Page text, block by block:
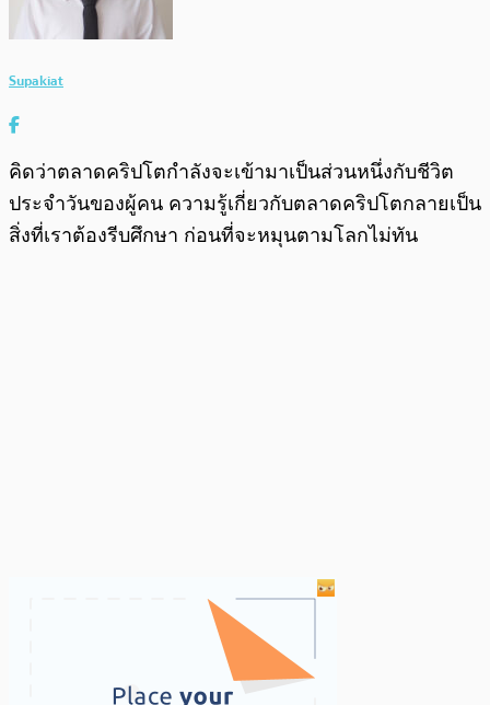
Supakiat
คิดว่าตลาดคริปโตกำลังจะเข้ามาเป็นส่วนหนึ่งกับชีวิต
ประจำวันของผู้คน ความรู้เกี่ยวกับตลาดคริปโตกลายเป็น
สิ่งที่เราต้องรีบศึกษา ก่อนที่จะหมุนตามโลกไม่ทัน